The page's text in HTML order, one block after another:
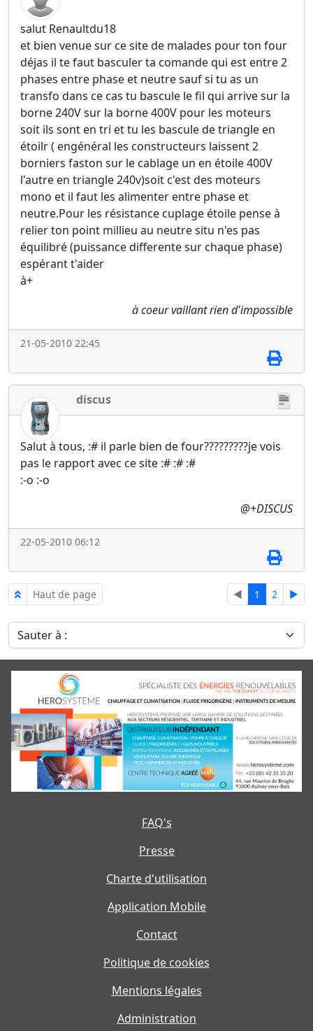
salut Renaultdu18
et bien venue sur ce site de malades pour ton four
déjas il te faut basculer ta comande qui est entre 2
phases entre phase et neutre sauf si tu as un
transfo dans ce cas tu bascule le fil qui arrive sur la
borne 240V sur la borne 400V pour les moteurs
soit ils sont en tri et tu les bascule de triangle en
étoilr ( engénéral les constructeurs laissent 2
borniers faston sur le cablage un en étoile 400V
l'autre en triangle 240v)soit c'est des moteurs
mono et il faut les alimenter entre phase et
neutre.Pour les résistance cuplage étoile pense à
relier ton point millieu au neutre situ n'es pas
équilibré (puissance differente sur chaque phase)
espérant t'aider
à+
à coeur vaillant rien d'impossible
21-05-2010 22:45
discus
Salut à tous, :# il parle bien de four?????????je vois
pas le rapport avec ce site :# :# :#
:-o :-o
@+DISCUS
22-05-2010 06:12
Haut de page ◄ 1 2 ►
Sauter à :
FAQ's
Presse
Charte d'utilisation
Application Mobile
Contact
Politique de cookies
Mentions légales
Administration